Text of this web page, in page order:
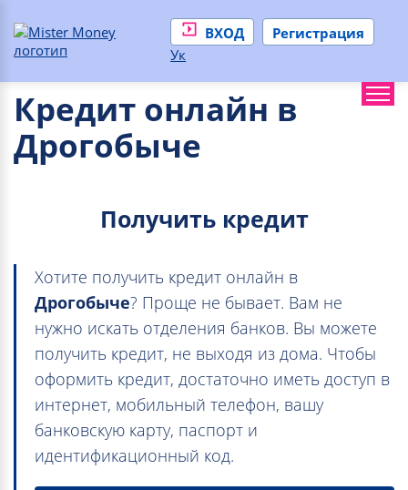
ВХОД
Регистрация
Ук
Кредит онлайн в
Дрогобыче
Получить кредит
Хотите получить кредит онлайн в
Дрогобыче? Проще не бывает. Вам не
нужно искать отделения банков. Вы можете
получить кредит, не выходя из дома. Чтобы
оформить кредит, достаточно иметь доступ в
интернет, мобильный телефон, вашу
банковскую карту, паспорт и
идентификационный код.